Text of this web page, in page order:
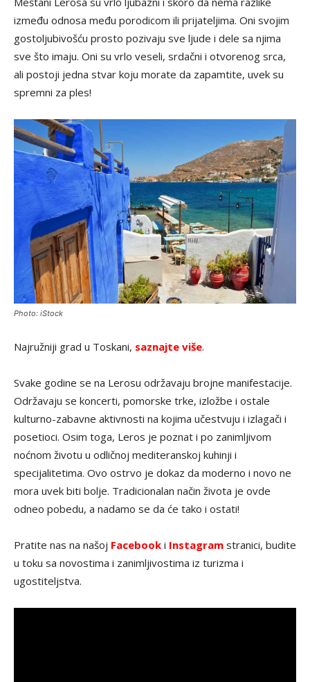
između odnosa među porodicom ili prijateljima. Oni svojim
gostoljubivošću prosto pozivaju sve ljude i dele sa njima
sve što imaju. Oni su vrlo veseli, srdačni i otvorenog srca,
ali postoji jedna stvar koju morate da zapamtite, uvek su
spremni za ples!
Photo: iStock
Najružniji grad u Toskani, saznajte više.
Svake godine se na Lerosu održavaju brojne manifestacije.
Održavaju se koncerti, pomorske trke, izložbe i ostale
kulturno-zabavne aktivnosti na kojima učestvuju i izlagači i
posetioci. Osim toga, Leros je poznat i po zanimljivom
noćnom životu u odličnoj mediteranskoj kuhinji i
specijalitetima. Ovo ostrvo je dokaz da moderno i novo ne
mora uvek biti bolje. Tradicionalan način života je ovde
odneo pobedu, a nadamo se da će tako i ostati!
Pratite nas na našoj Facebook i Instagram stranici, budite
u toku sa novostima i zanimljivostima iz turizma i
ugostiteljstva.